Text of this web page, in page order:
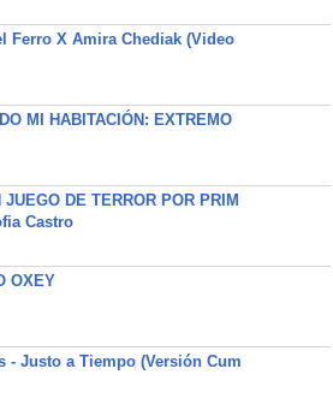
Ferro X Amira Chediak (Video
MI HABITACIÓN: EXTREMO
JUEGO DE TERROR POR PRIM
Castro
OXEY
- Justo a Tiempo (Versión Cum